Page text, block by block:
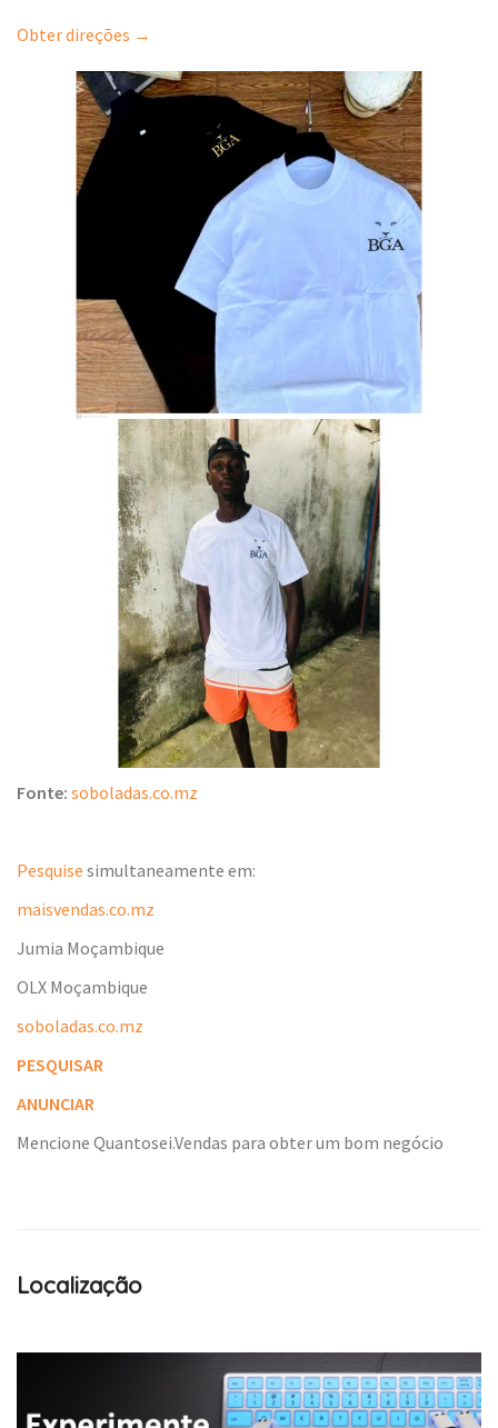
Obter direções →
Fonte: soboladas.co.mz
Pesquise simultaneamente em:
maisvendas.co.mz
Jumia Moçambique
OLX Moçambique
soboladas.co.mz
PESQUISAR
ANUNCIAR
Mencione Quantosei.Vendas para obter um bom negócio
Localização